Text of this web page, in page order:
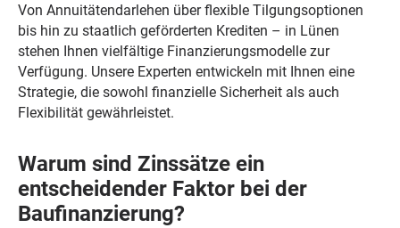
Von Annuitätendarlehen über flexible Tilgungsoptionen
bis hin zu staatlich geförderten Krediten – in Lünen
stehen Ihnen vielfältige Finanzierungsmodelle zur
Verfügung. Unsere Experten entwickeln mit Ihnen eine
Strategie, die sowohl finanzielle Sicherheit als auch
Flexibilität gewährleistet.
Warum sind Zinssätze ein
entscheidender Faktor bei der
Baufinanzierung?